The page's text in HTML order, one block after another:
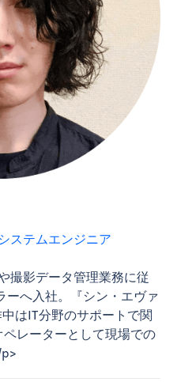
ステムエンジニア
撮影データ管理業務に従
ーへ入社。『シン・エヴァ
はIT分野のサポートで関
レーターとして現場での